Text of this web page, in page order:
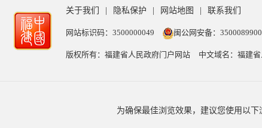
关于我们 隐私保护 网站地图 联系我们
网站标识码：3500000049 闽公网安备：
版权所有：福建省人民政府门户网站 中文域名：福建
为确保最佳浏览效果，建议您使用以